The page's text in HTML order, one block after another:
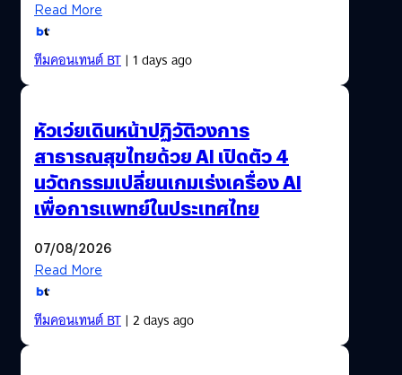
Read More
ทีมคอนเทนต์ BT| 1 days ago
หัวเว่ยเดินหน้าปฏิวัติวงการ
สาธารณสุขไทยด้วย AI เปิดตัว 4
นวัตกรรมเปลี่ยนเกมเร่งเครื่อง AI
เพื่อการแพทย์ในประเทศไทย
07/08/2026
Read More
ทีมคอนเทนต์ BT| 2 days ago